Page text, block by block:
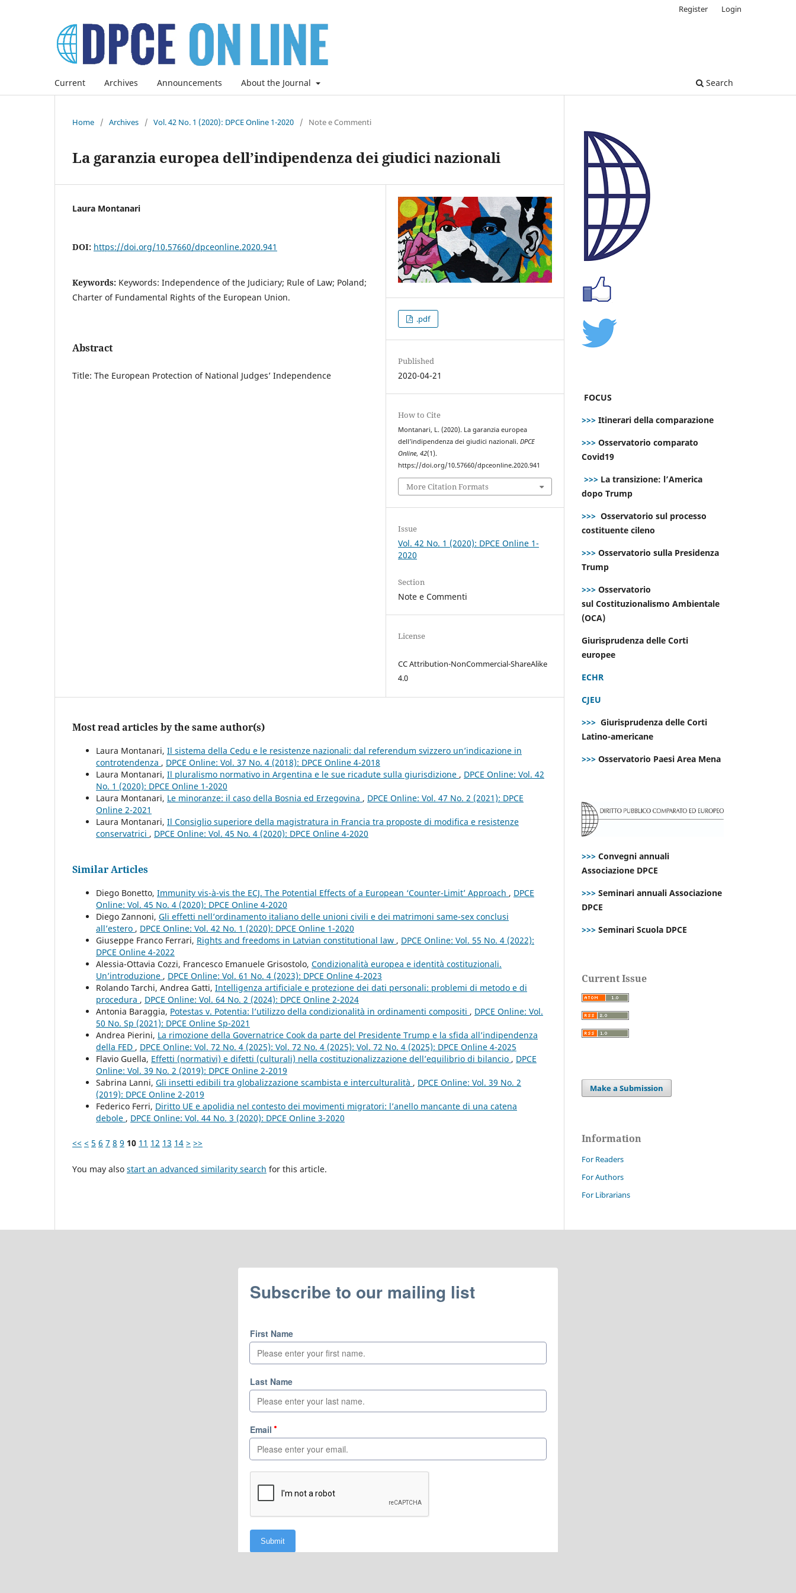
Current Archives Announcements About the Journal Search
Register Login
Home / Archives / Vol. 42 No. 1 (2020): DPCE Online 1-2020 / Note e Commenti
La garanzia europea dell’indipendenza dei giudici nazionali
Laura Montanari
DOI: https://doi.org/10.57660/dpceonline.2020.941
Keywords: Keywords: Independence of the Judiciary; Rule of Law; Poland;
Charter of Fundamental Rights of the European Union.
Abstract
Title: The European Protection of National Judges’ Independence
.pdf
Published
2020-04-21
How to Cite
Montanari, L. (2020). La garanzia europea
dell’indipendenza dei giudici nazionali.DPCE
Online,42(1).
https://doi.org/10.57660/dpceonline.2020.941
More Citation Formats
Issue
Vol. 42 No. 1 (2020): DPCE Online 1-
2020
Section
Note e Commenti
License
CC Attribution-NonCommercial-ShareAlike
4.0
Most read articles by the same author(s)
Laura Montanari, Il sistema della Cedu e le resistenze nazionali: dal referendum svizzero un’indicazione in
controtendenza , DPCE Online: Vol. 37 No. 4 (2018): DPCE Online 4-2018
Laura Montanari, Il pluralismo normativo in Argentina e le sue ricadute sulla giurisdizione , DPCE Online: Vol. 42
No. 1 (2020): DPCE Online 1-2020
Laura Montanari, Le minoranze: il caso della Bosnia ed Erzegovina , DPCE Online: Vol. 47 No. 2 (2021): DPCE
Online 2-2021
Laura Montanari, Il Consiglio superiore della magistratura in Francia tra proposte di modifica e resistenze
conservatrici , DPCE Online: Vol. 45 No. 4 (2020): DPCE Online 4-2020
Similar Articles
Diego Bonetto, Immunity vis-à-vis the ECJ. The Potential Effects of a European ‘Counter-Limit’ Approach , DPCE
Online: Vol. 45 No. 4 (2020): DPCE Online 4-2020
Diego Zannoni, Gli effetti nell’ordinamento italiano delle unioni civili e dei matrimoni same-sex conclusi
all’estero , DPCE Online: Vol. 42 No. 1 (2020): DPCE Online 1-2020
Giuseppe Franco Ferrari, Rights and freedoms in Latvian constitutional law , DPCE Online: Vol. 55 No. 4 (2022):
DPCE Online 4-2022
Alessia-Ottavia Cozzi, Francesco Emanuele Grisostolo, Condizionalità europea e identità costituzionali.
Un’introduzione , DPCE Online: Vol. 61 No. 4 (2023): DPCE Online 4-2023
Rolando Tarchi, Andrea Gatti, Intelligenza artificiale e protezione dei dati personali: problemi di metodo e di
procedura , DPCE Online: Vol. 64 No. 2 (2024): DPCE Online 2-2024
Antonia Baraggia, Potestas v. Potentia: l’utilizzo della condizionalità in ordinamenti compositi , DPCE Online: Vol.
50 No. Sp (2021): DPCE Online Sp-2021
Andrea Pierini, La rimozione della Governatrice Cook da parte del Presidente Trump e la sfida all’indipendenza
della FED , DPCE Online: Vol. 72 No. 4 (2025): Vol. 72 No. 4 (2025): Vol. 72 No. 4 (2025): DPCE Online 4-2025
Flavio Guella, Effetti (normativi) e difetti (culturali) nella costituzionalizzazione dell’equilibrio di bilancio , DPCE
Online: Vol. 39 No. 2 (2019): DPCE Online 2-2019
Sabrina Lanni, Gli insetti edibili tra globalizzazione scambista e interculturalità , DPCE Online: Vol. 39 No. 2
(2019): DPCE Online 2-2019
Federico Ferri, Diritto UE e apolidia nel contesto dei movimenti migratori: l’anello mancante di una catena
debole , DPCE Online: Vol. 44 No. 3 (2020): DPCE Online 3-2020
<< < 5 6 7 8 9 10 11 12 13 14 > >>
You may also start an advanced similarity search for this article.
FOCUS
>>> Itinerari della comparazione
>>> Osservatorio comparato
Covid19
>>> La transizione: l’America
dopo Trump
>>> Osservatorio sul processo
costituente cileno
>>> Osservatorio sulla Presidenza
Trump
>>> Osservatorio
sul Costituzionalismo Ambientale
(OCA)
Giurisprudenza delle Corti
europee
ECHR
CJEU
>>> Giurisprudenza delle Corti
Latino-americane
>>> Osservatorio Paesi Area Mena
>>> Convegni annuali
Associazione DPCE
>>> Seminari annuali Associazione
DPCE
>>> Seminari Scuola DPCE
Current Issue
Make a Submission
Information
For Readers
For Authors
For Librarians